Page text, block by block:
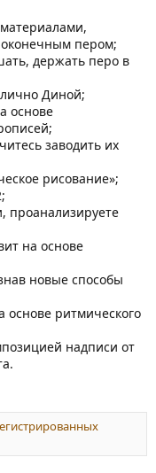
пером;
держать перо в
Диной;
основе
заводить их
рисование»;
проанализируете
на основе
новые способы
основе ритмического
надписи от